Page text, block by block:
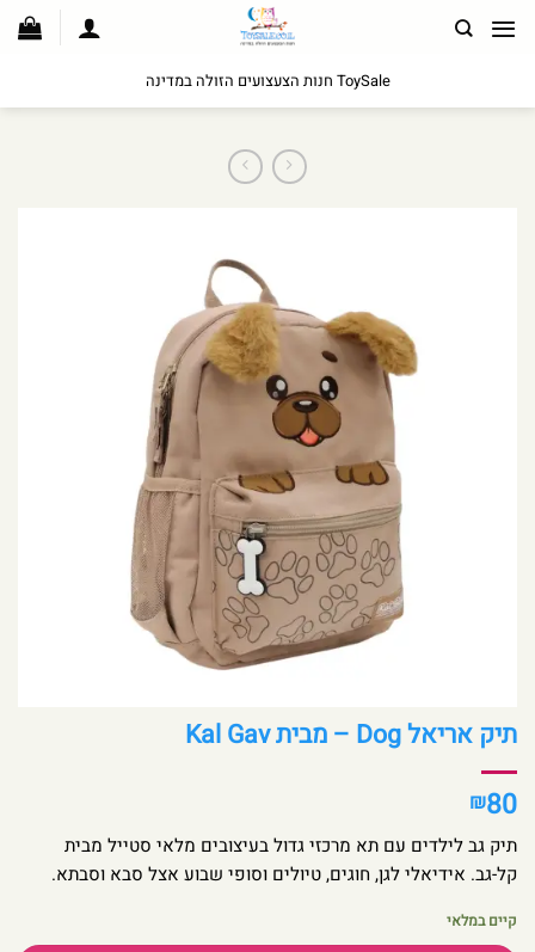
לתוכן
ToySale חנות הצעצועים הזולה במדינה
תיק אריאל Dog – מבית Kal Gav
₪80
תיק גב לילדים עם תא מרכזי גדול בעיצובים מלאי סטייל מבית
קל-גב. אידיאלי לגן, חוגים, טיולים וסופי שבוע אצל סבא וסבתא.
קיים במלאי